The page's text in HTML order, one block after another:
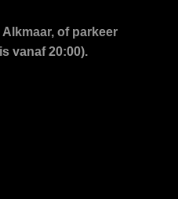
of parkeer
vanaf 20:00).